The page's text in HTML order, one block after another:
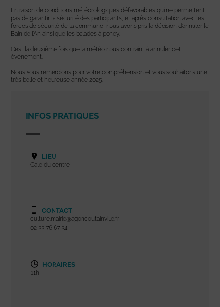
En raison de conditions météorologiques défavorables qui ne permettent
pas de garantir la sécurité des participants, et après consultation avec les
forces de sécurité de la commune, nous avons pris la décision d’annuler le
Bain de l’An ainsi que les balades à poney.
C’est la deuxième fois que la météo nous contraint à annuler cet
événement.
Nous vous remercions pour votre compréhension et vous souhaitons une
très belle et heureuse année 2025.
INFOS PRATIQUES
LIEU
Cale du centre
CONTACT
culture.mairie@agoncoutainville.fr
02 33 76 67 34
HORAIRES
11h